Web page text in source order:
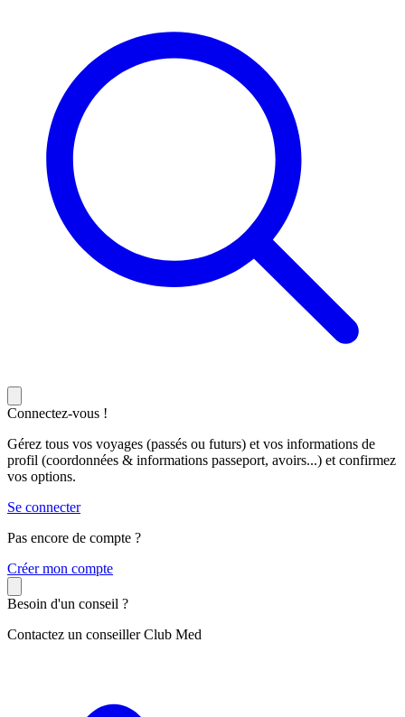
Connectez-vous !
Gérez tous vos voyages (passés ou futurs) et vos informations de
profil (coordonnées & informations passeport, avoirs...) et confirmez
vos options.
Se connecter
Pas encore de compte ?
Créer mon compte
Besoin d'un conseil ?
Contactez un conseiller Club Med